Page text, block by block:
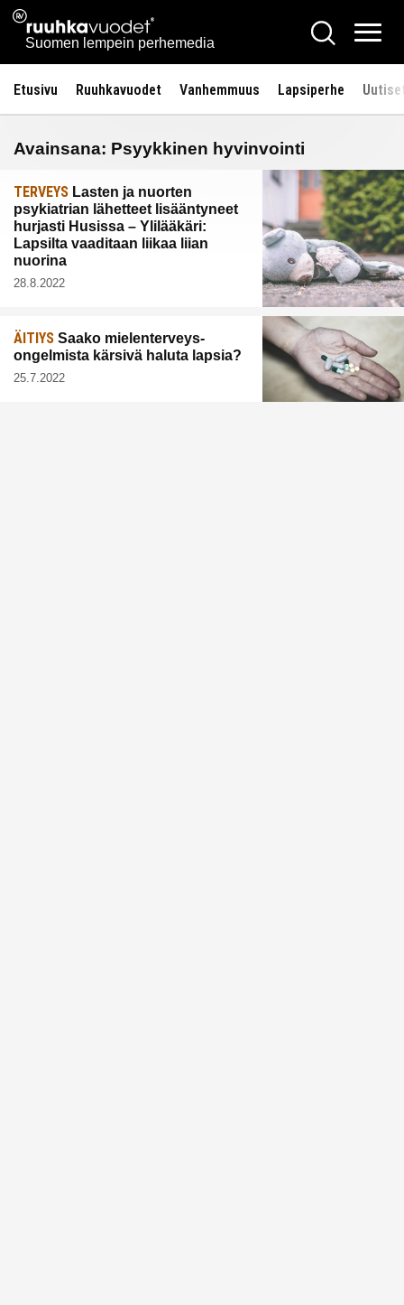
Siirry
sisältöön
Ruuhkavuodet.fi
Suomen lempein perhemedia
Hae
Etusivu Ruuhkavuodet Vanhemmuus Lapsiperhe
Avainsana: Psyykkinen hyvinvointi
TERVEYS Lasten ja nuorten
psykiatrian lähetteet lisääntyneet
hurjasti Husissa – Ylilääkäri:
Lapsilta vaaditaan liikaa liian
nuorina
28.8.2022
ÄITIYS Saako mielenterveys-
ongelmista kärsivä haluta lapsia?
25.7.2022